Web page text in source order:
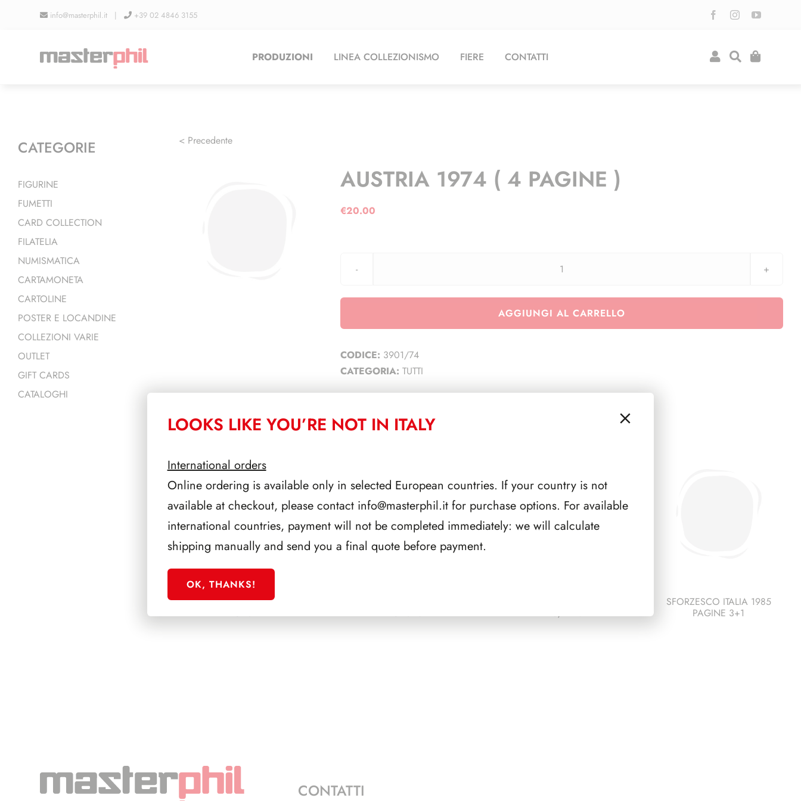
info@masterphil.it | +39 02 4846 3155
PRODUZIONI LINEA COLLEZIONISMO FIERE CONTATTI
< Precedente
AUSTRIA 1974 ( 4 PAGINE )
€20.00
AUSTRIA
(
AGGIUNGI AL CARRELLO
CODICE: 3901/74
CATEGORIA: TUTTI
PRODOTTI CORRELATI
SFORZESCO ITALIA 1995
PAGINE 7
PAGINE 3
1945/1948
SFORZESCO ITALIA 1985
PAGINE 3+1
CATEGORIE
FIGURINE
FUMETTI
CARD COLLECTION
FILATELIA
NUMISMATICA
CARTAMONETA
CARTOLINE
POSTER E LOCANDINE
COLLEZIONI VARIE
OUTLET
GIFT CARDS
CATALOGHI
CONTATTI
LOOKS LIKE YOU’RE NOT IN ITALY
International orders
Online ordering is available only in selected European countries. If your country is not
available at checkout, please contact info@masterphil.itfor purchase options. For available
international countries, payment will not be completed immediately: we will calculate
shipping manually and send you a final quote before payment.
OK, THANKS!